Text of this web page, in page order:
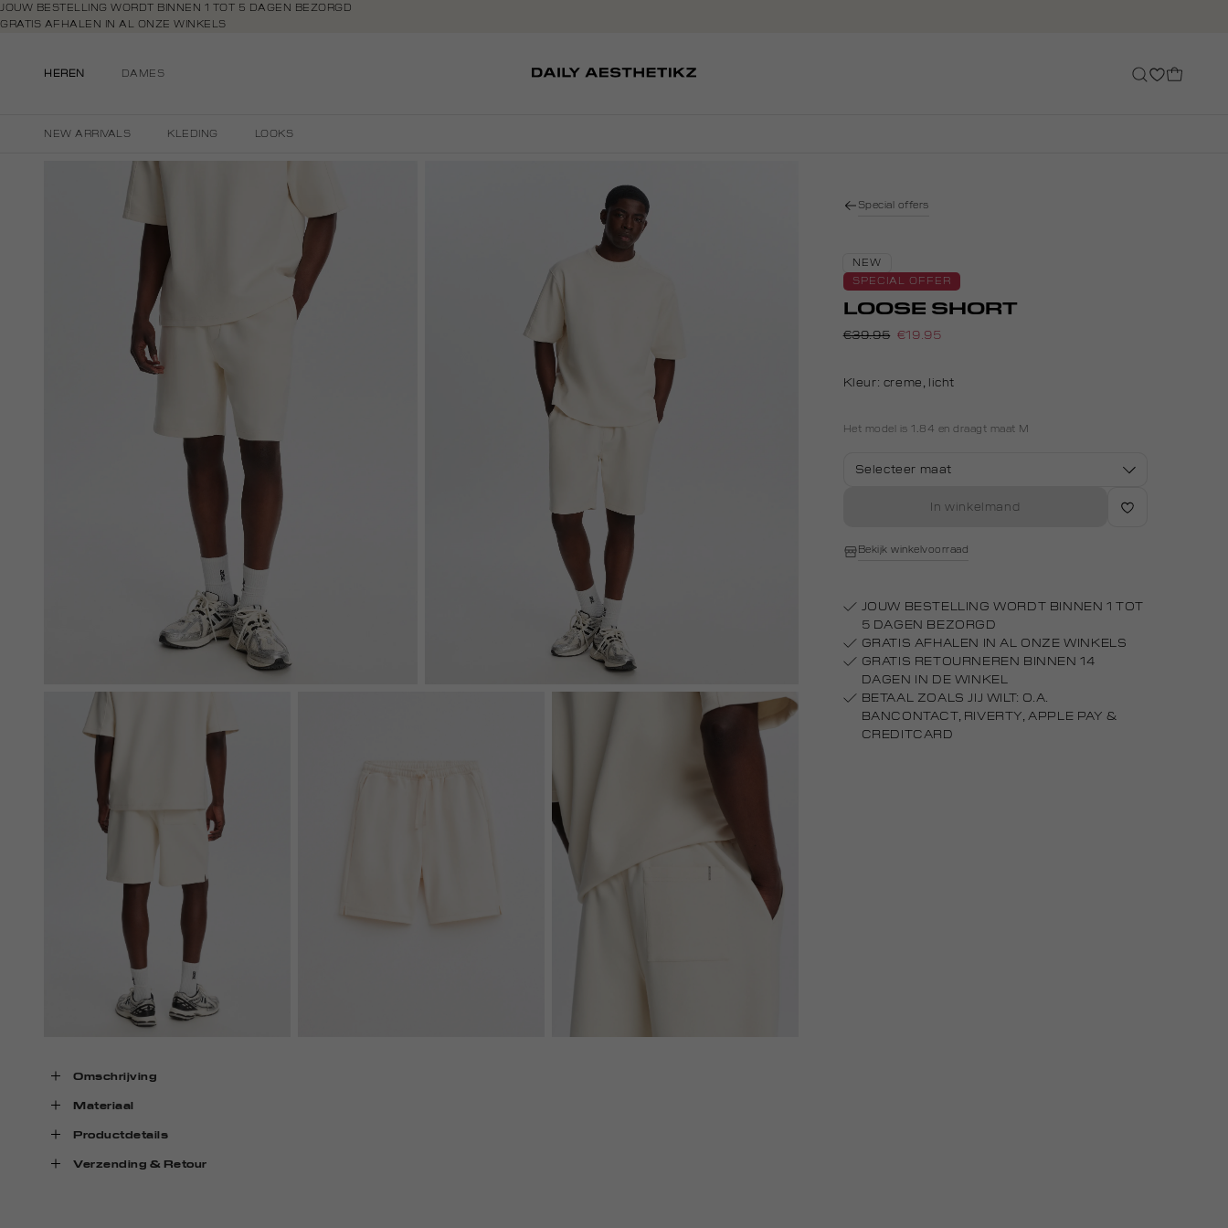
Navigeer
direct naar
Open de
JOUW BESTELLING WORDT BINNEN 1 TOT 5 DAGEN BEZORGD
GRATIS AFHALEN IN AL ONZE WINKELS
HEREN
DAMES
NEW ARRIVALS KLEDING LOOKS
Special offers
NEW
SPECIAL OFFER
LOOSE SHORT
€39.95 €19.95
Kleur: creme, licht
Het model is 1.84 en draagt maat M
Selecteer maat
In winkelmand
Bekijk winkelvoorraad
JOUW BESTELLING WORDT BINNEN 1 TOT
5 DAGEN BEZORGD
GRATIS AFHALEN IN AL ONZE WINKELS
GRATIS RETOURNEREN BINNEN 14
DAGEN IN DE WINKEL
BETAAL ZOALS JIJ WILT: O.A.
BANCONTACT, RIVERTY, APPLE PAY &
CREDITCARD
Omschrijving
Materiaal
Productdetails
Verzending & Retour